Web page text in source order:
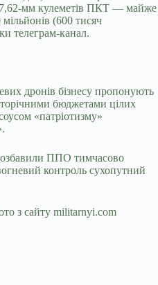
7,62-мм кулеметів ПКТ — майже
(600 тисяч
телеграм-канал.
дронів бізнесу пропонують
бюджетами цілих
«патріотизму»
ППО тимчасово
контроль сухопутний
з сайту militarnyi.com